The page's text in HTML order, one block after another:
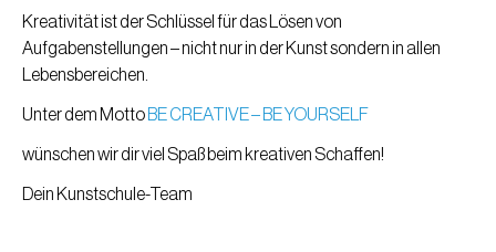
Kreativität ist der Schlüssel für das Lösen von
Aufgabenstellungen – nicht nur in der Kunst sondern in allen
Lebensbereichen.
Unter dem MottoBE CREATIVE – BE YOURSELF
wünschen wir dir viel Spaß beim kreativen Schaffen!
Dein Kunstschule-Team